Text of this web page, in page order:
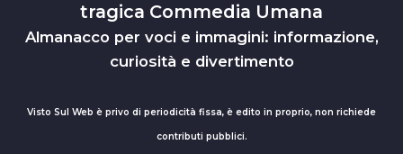
tragica Commedia Umana
Almanacco per voci e immagini: informazione,
curiosità e divertimento
Visto Sul Web è privo di periodicità fissa, è edito in proprio, non richiede
contributi pubblici.